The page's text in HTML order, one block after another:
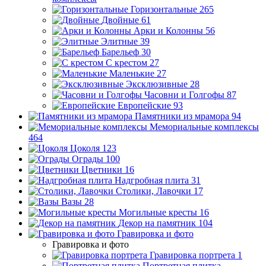
Горизонтальные 265
Двойные 61
Арки и Колонны 56
Элитные 39
Барельеф 30
С крестом 27
Маленькие 27
Эксклюзивные 28
Часовни и Голгофы 87
Европейские 93
Памятники из мрамора 94
Мемориальные комплексы
464
Цоколя 123
Ограды 100
Цветники 16
Надгробная плита 31
Столики, Лавочки 17
Вазы 28
Могильные кресты 16
Декор на памятник 104
Гравировка и фото
Гравировка и фото
Гравировка портрета 1